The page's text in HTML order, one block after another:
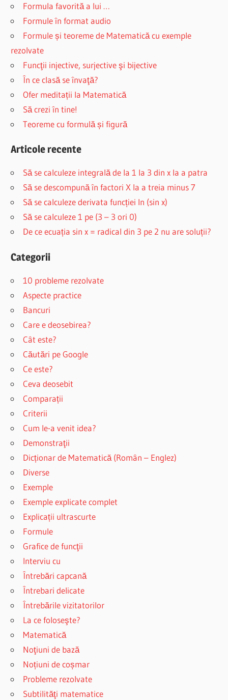
Formula favorită a lui …
Formule în format audio
Formule și teoreme de Matematică cu exemple
rezolvate
Funcţii injective, surjective şi bijective
În ce clasă se învaţă?
Ofer meditații la Matematică
Să crezi în tine!
Teoreme cu formulă și figură
Articole recente
Să se calculeze integrală de la 1 la 3 din x la a patra
Să se descompună în factori X la a treia minus 7
Să se calculeze derivata funcției ln (sin x)
Să se calculeze 1 pe (3 – 3 ori 0)
De ce ecuația sin x = radical din 3 pe 2 nu are soluții?
Categorii
10 probleme rezolvate
Aspecte practice
Bancuri
Care e deosebirea?
Cât este?
Căutări pe Google
Ce este?
Ceva deosebit
Comparații
Criterii
Cum le-a venit idea?
Demonstraţii
Dicționar de Matematică (Român – Englez)
Diverse
Exemple
Exemple explicate complet
Explicații ultrascurte
Formule
Grafice de funcţii
Interviu cu
Întrebări capcană
Întrebari delicate
Întrebările vizitatorilor
La ce foloseşte?
Matematică
Noţiuni de bază
Noțiuni de coșmar
Probleme rezolvate
Subtilităţi matematice